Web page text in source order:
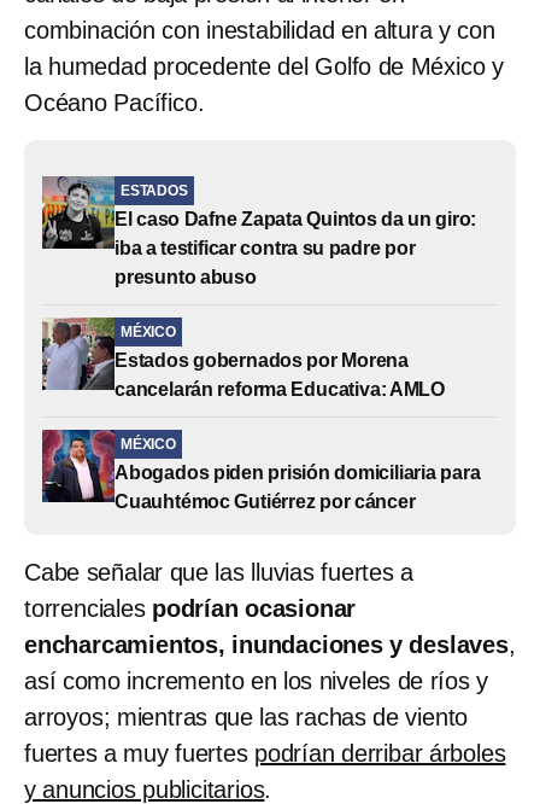
combinación con inestabilidad en altura y con
la humedad procedente del Golfo de México y
Océano Pacífico.
ESTADOS
El caso Dafne Zapata Quintos da un giro:
iba a testificar contra su padre por
presunto abuso
MÉXICO
Estados gobernados por Morena
cancelarán reforma Educativa: AMLO
MÉXICO
Abogados piden prisión domiciliaria para
Cuauhtémoc Gutiérrez por cáncer
Cabe señalar que las lluvias fuertes a
torrenciales podrían ocasionar
encharcamientos, inundaciones y deslaves,
así como incremento en los niveles de ríos y
arroyos; mientras que las rachas de viento
fuertes a muy fuertes podrían derribar árboles
y anuncios publicitarios.